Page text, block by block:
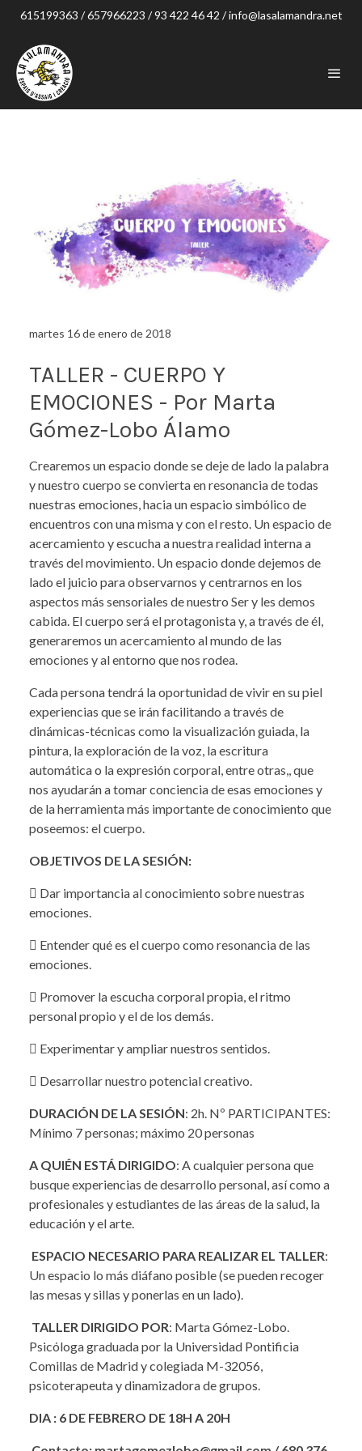
615199363 / 657966223 / 93 422 46 42 / info@lasalamandra.net
martes 16 de enero de 2018
TALLER - CUERPO Y
EMOCIONES - Por Marta
Gómez-Lobo Álamo
Crearemos un espacio donde se deje de lado la palabra
y nuestro cuerpo se convierta en resonancia de todas
nuestras emociones, hacia un espacio simbólico de
encuentros con una misma y con el resto. Un espacio de
acercamiento y escucha a nuestra realidad interna a
través del movimiento. Un espacio donde dejemos de
lado el juicio para observarnos y centrarnos en los
aspectos más sensoriales de nuestro Ser y les demos
cabida. El cuerpo será el protagonista y, a través de él,
generaremos un acercamiento al mundo de las
emociones y al entorno que nos rodea.
Cada persona tendrá la oportunidad de vivir en su piel
experiencias que se irán facilitando a través de
dinámicas-técnicas como la visualización guiada, la
pintura, la exploración de la voz, la escritura
automática o la expresión corporal, entre otras,, que
nos ayudarán a tomar conciencia de esas emociones y
de la herramienta más importante de conocimiento que
poseemos: el cuerpo.
OBJETIVOS DE LA SESIÓN:
 Dar importancia al conocimiento sobre nuestras
emociones.
 Entender qué es el cuerpo como resonancia de las
emociones.
 Promover la escucha corporal propia, el ritmo
personal propio y el de los demás.
 Experimentar y ampliar nuestros sentidos.
 Desarrollar nuestro potencial creativo.
DURACIÓN DE LA SESIÓN: 2h. Nº PARTICIPANTES:
Mínimo 7 personas; máximo 20 personas
A QUIÉN ESTÁ DIRIGIDO: A cualquier persona que
busque experiencias de desarrollo personal, así como a
profesionales y estudiantes de las áreas de la salud, la
educación y el arte.
ESPACIO NECESARIO PARA REALIZAR EL TALLER:
Un espacio lo más diáfano posible (se pueden recoger
las mesas y sillas y ponerlas en un lado).
TALLER DIRIGIDO POR: Marta Gómez-Lobo.
Psicóloga graduada por la Universidad Pontificia
Comillas de Madrid y colegiada M-32056,
psicoterapeuta y dinamizadora de grupos.
DIA : 6 DE FEBRERO DE 18H A 20H